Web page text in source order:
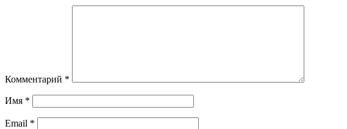
Комментарий *
Имя *
Email *